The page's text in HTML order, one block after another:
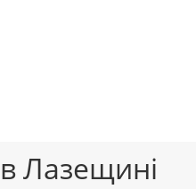
Лазещині